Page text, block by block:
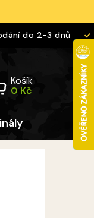
do 2-3 dnů
Košík
Pro děti